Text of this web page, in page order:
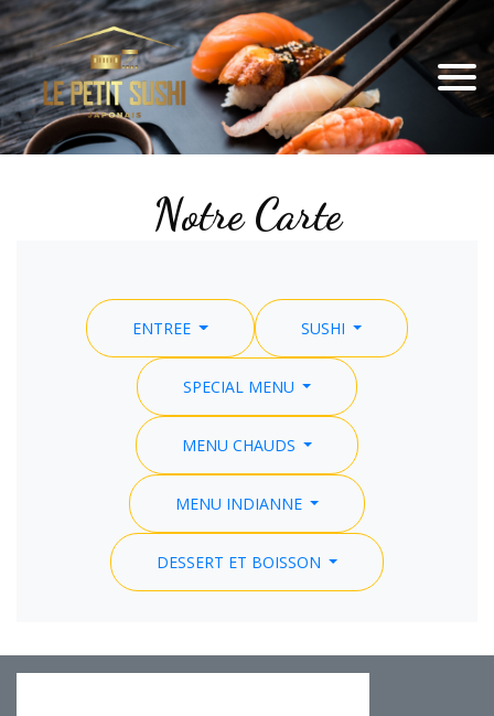
Notre Carte
ENTREE SUSHI
SPECIAL MENU
MENU CHAUDS
MENU INDIANNE
DESSERT ET BOISSON